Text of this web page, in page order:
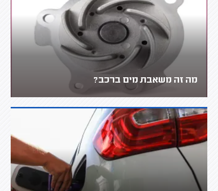
מה זה משאבת מים ברכב?